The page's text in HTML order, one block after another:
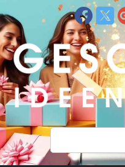
Suchen
nach: